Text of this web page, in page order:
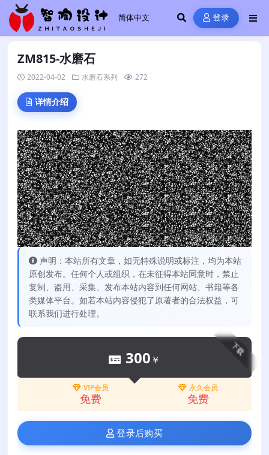
登录
ZM815-水磨石
2022-04-02 水磨石系列 272
详情介绍
声明：本站所有文章，如无特殊说明或标注，均为本站
原创发布。任何个人或组织，在未征得本站同意时，禁止
复制、盗用、采集、发布本站内容到任何网站、书籍等各
类媒体平台。如若本站内容侵犯了原著者的合法权益，可
联系我们进行处理。
下载
300 ￥
VIP会员
免费
永久会员
免费
登录后购买